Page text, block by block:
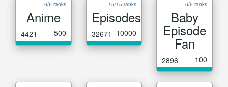
6/6 ranks
Anime
4421 500
15/15 ranks
Episodes
32671 10000
6/6 ranks
Baby
Episode
Fan
2896 100